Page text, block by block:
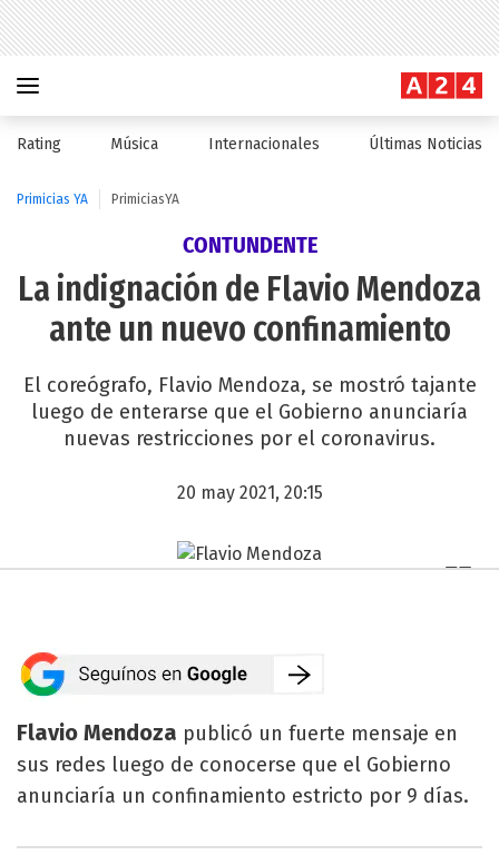
Rating Música Internacionales Últimas Noticias
Primicias YA PrimiciasYA
CONTUNDENTE
La indignación de Flavio Mendoza
ante un nuevo confinamiento
El coreógrafo, Flavio Mendoza, se mostró tajante
luego de enterarse que el Gobierno anunciaría
nuevas restricciones por el coronavirus.
20 may 2021, 20:15
Flavio Mendoza publicó un fuerte mensaje en
sus redes luego de conocerse que el Gobierno
anunciaría un confinamiento estricto por 9 días.